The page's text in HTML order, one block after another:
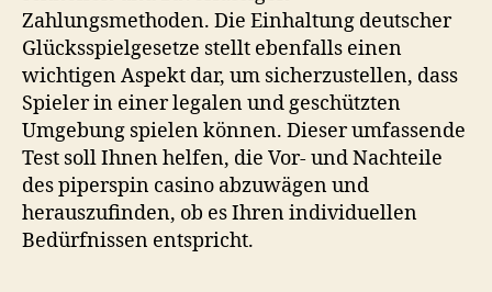
Zahlungsmethoden. Die Einhaltung deutscher
Glücksspielgesetze stellt ebenfalls einen
wichtigen Aspekt dar, um sicherzustellen, dass
Spieler in einer legalen und geschützten
Umgebung spielen können. Dieser umfassende
Test soll Ihnen helfen, die Vor- und Nachteile
despiperspin casino abzuwägen und
herauszufinden, ob es Ihren individuellen
Bedürfnissen entspricht.